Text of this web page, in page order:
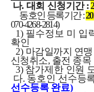
나. 대회신청기간:
동호인 등록기간:
070-4268-2814)
1) 필수정보 미 입
확인
2) 마감일까지 연
신청취소, 출전 종목
3) 참가제한 인원
다. 동호인 선수등
선수등록 완료)